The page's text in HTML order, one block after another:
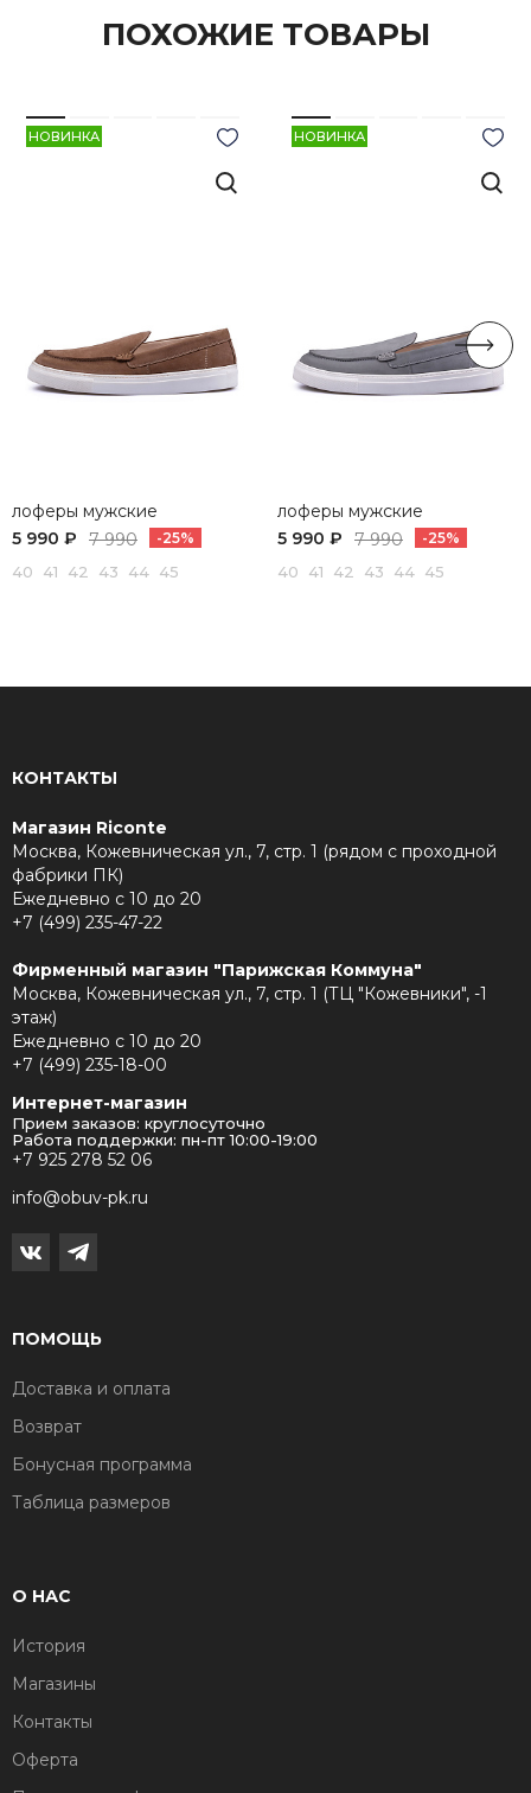
ПОХОЖИЕ ТОВАРЫ
НОВИНКА
лоферы мужские
5 990 ₽
7 990 -25%
40 41 42 43 44 45
НОВИНКА
лоферы мужские
5 990 ₽
7 990 -25%
40 41 42 43 44 45
КОНТАКТЫ
Магазин Riconte
Москва, Кожевническая ул., 7, стр. 1 (рядом с проходной
фабрики ПК)
Ежедневно с 10 до 20
+7 (499) 235-47-22
Фирменный магазин "Парижская Коммуна"
Москва, Кожевническая ул., 7, стр. 1 (ТЦ "Кожевники", -1
этаж)
Ежедневно с 10 до 20
+7 (499) 235-18-00
Интернет-магазин
Прием заказов: круглосуточно
Работа поддержки: пн-пт 10:00-19:00
+7 925 278 52 06
info@obuv-pk.ru
ПОМОЩЬ
Доставка и оплата
Возврат
Бонусная программа
Таблица размеров
О НАС
История
Магазины
Контакты
Оферта